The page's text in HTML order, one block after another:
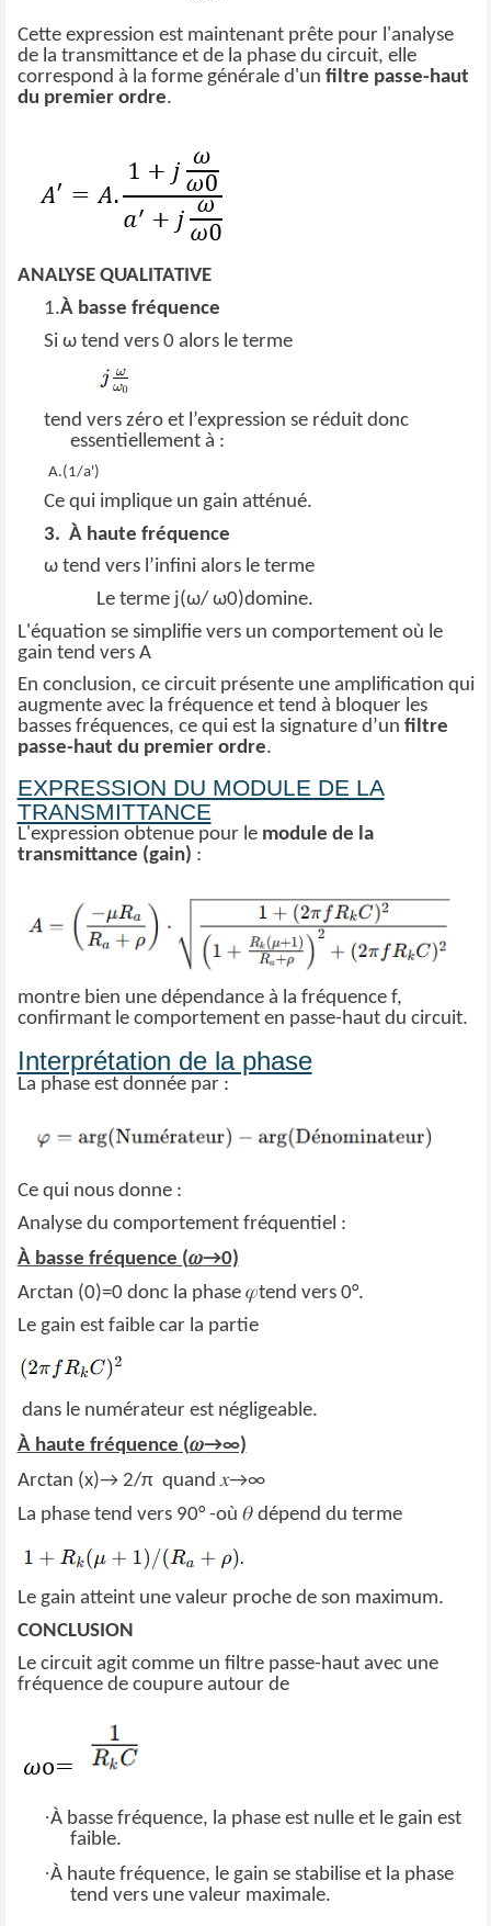
Cette expression est maintenant prête pour l'analyse
de la transmittance et de la phase du circuit, elle
correspond à la forme générale d'un filtre passe-haut
du premier ordre.
ANALYSE QUALITATIVE
1.À basse fréquence
Si ω tend vers 0 alors le terme
tend vers zéro et l’expression se réduit donc
essentiellement à :
A.(1/a')
Ce qui implique un gain atténué.
3. À haute fréquence
ω tend vers l’infini alors le terme
Le terme j(ω/ ω0)domine.
L'équation se simplifie vers un comportement où le
gain tend vers A
En conclusion, ce circuit présente une amplification qui
augmente avec la fréquence et tend à bloquer les
basses fréquences, ce qui est la signature d’un filtre
passe-haut du premier ordre.
EXPRESSION DU MODULE DE LA
TRANSMITTANCE
L'expression obtenue pour le module de la
transmittance (gain) :
montre bien une dépendance à la fréquence f,
confirmant le comportement en passe-haut du circuit.
Interprétation de la phase
La phase est donnée par :
Ce qui nous donne :
Analyse du comportement fréquentiel :
À basse fréquence (𝜔→0)
Arctan (0)=0 donc la phase 𝜑tend vers 0°.
Le gain est faible car la partie
dans le numérateur est négligeable.
À haute fréquence (𝜔→∞)
Arctan (x)→ 2/π quand𝑥→∞
La phase tend vers 90° -où 𝜃dépend du terme
Le gain atteint une valeur proche de son maximum.
CONCLUSION
Le circuit agit comme un filtre passe-haut avec une
fréquence de coupure autour de
·À basse fréquence, la phase est nulle et le gain est
faible.
·À haute fréquence, le gain se stabilise et la phase
tend vers une valeur maximale.